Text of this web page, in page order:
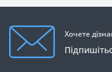
Хочете